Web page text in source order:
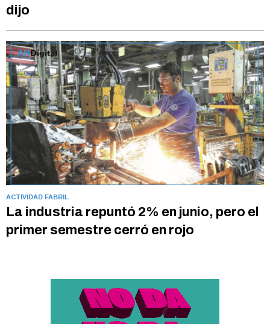
dijo
ACTIVIDAD FABRIL
La industria repuntó 2% en junio, pero el
primer semestre cerró en rojo